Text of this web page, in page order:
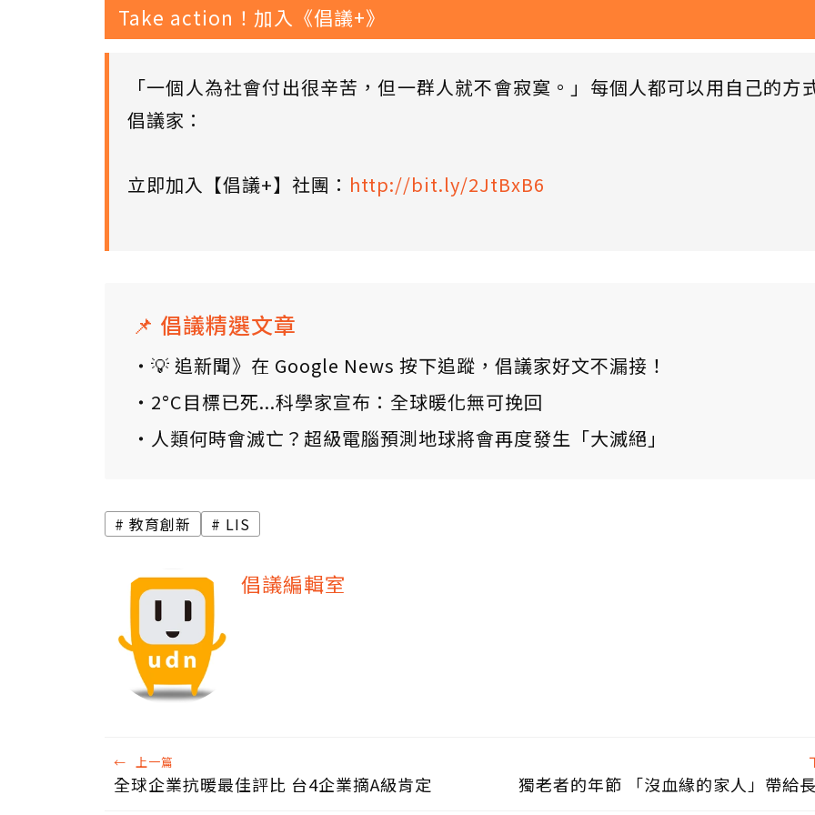
Take action！加入《倡議+》
「一個人為社會付出很辛苦，但一群人就不會寂寞。」每個人都可以用自己的方
倡議家：
立即加入【倡議+】社團： http://bit.ly/2JtBxB6
📌 倡議精選文章
💡 追新聞》在 Google News 按下追蹤，倡議家好文不漏接！
2°C目標已死...科學家宣布：全球暖化無可挽回
人類何時會滅亡？超級電腦預測地球將會再度發生「大滅絕」
教育創新 LIS
倡議編輯室
← 上一篇
全球企業抗暖最佳評比 台4企業摘A級肯定 獨老者的年節 「沒血緣的家人」帶給